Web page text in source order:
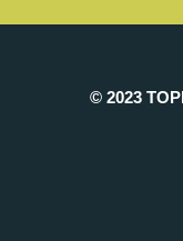
© 2023